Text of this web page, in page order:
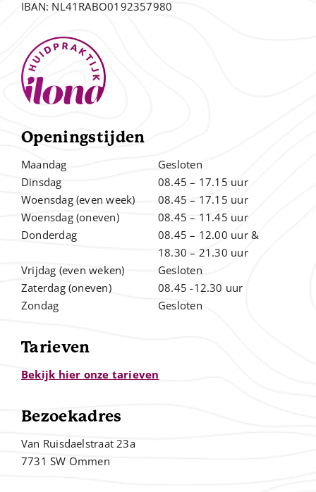
IBAN: NL41RABO0192357980
Openingstijden
Maandag
Dinsdag
Woensdag (even week)
Woensdag (oneven)
Donderdag
Vrijdag (even weken)
Zaterdag (oneven)
Zondag
Gesloten
08.45 – 17.15 uur
08.45 – 17.15 uur
08.45 – 11.45 uur
08.45 – 12.00 uur &
18.30 – 21.30 uur
Gesloten
08.45 -12.30 uur
Gesloten
Tarieven
Bekijk hier onze tarieven
Bezoekadres
Van Ruisdaelstraat 23a
7731 SW Ommen